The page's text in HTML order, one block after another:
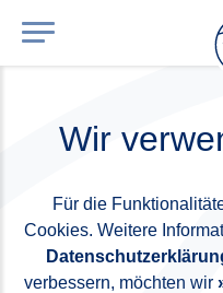
Wir
Für die
Cookies. Weitere
verbessern, möchten wir